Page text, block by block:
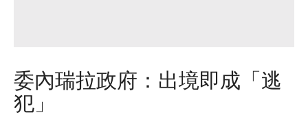
委內瑞拉政府：出境即成「逃
犯」